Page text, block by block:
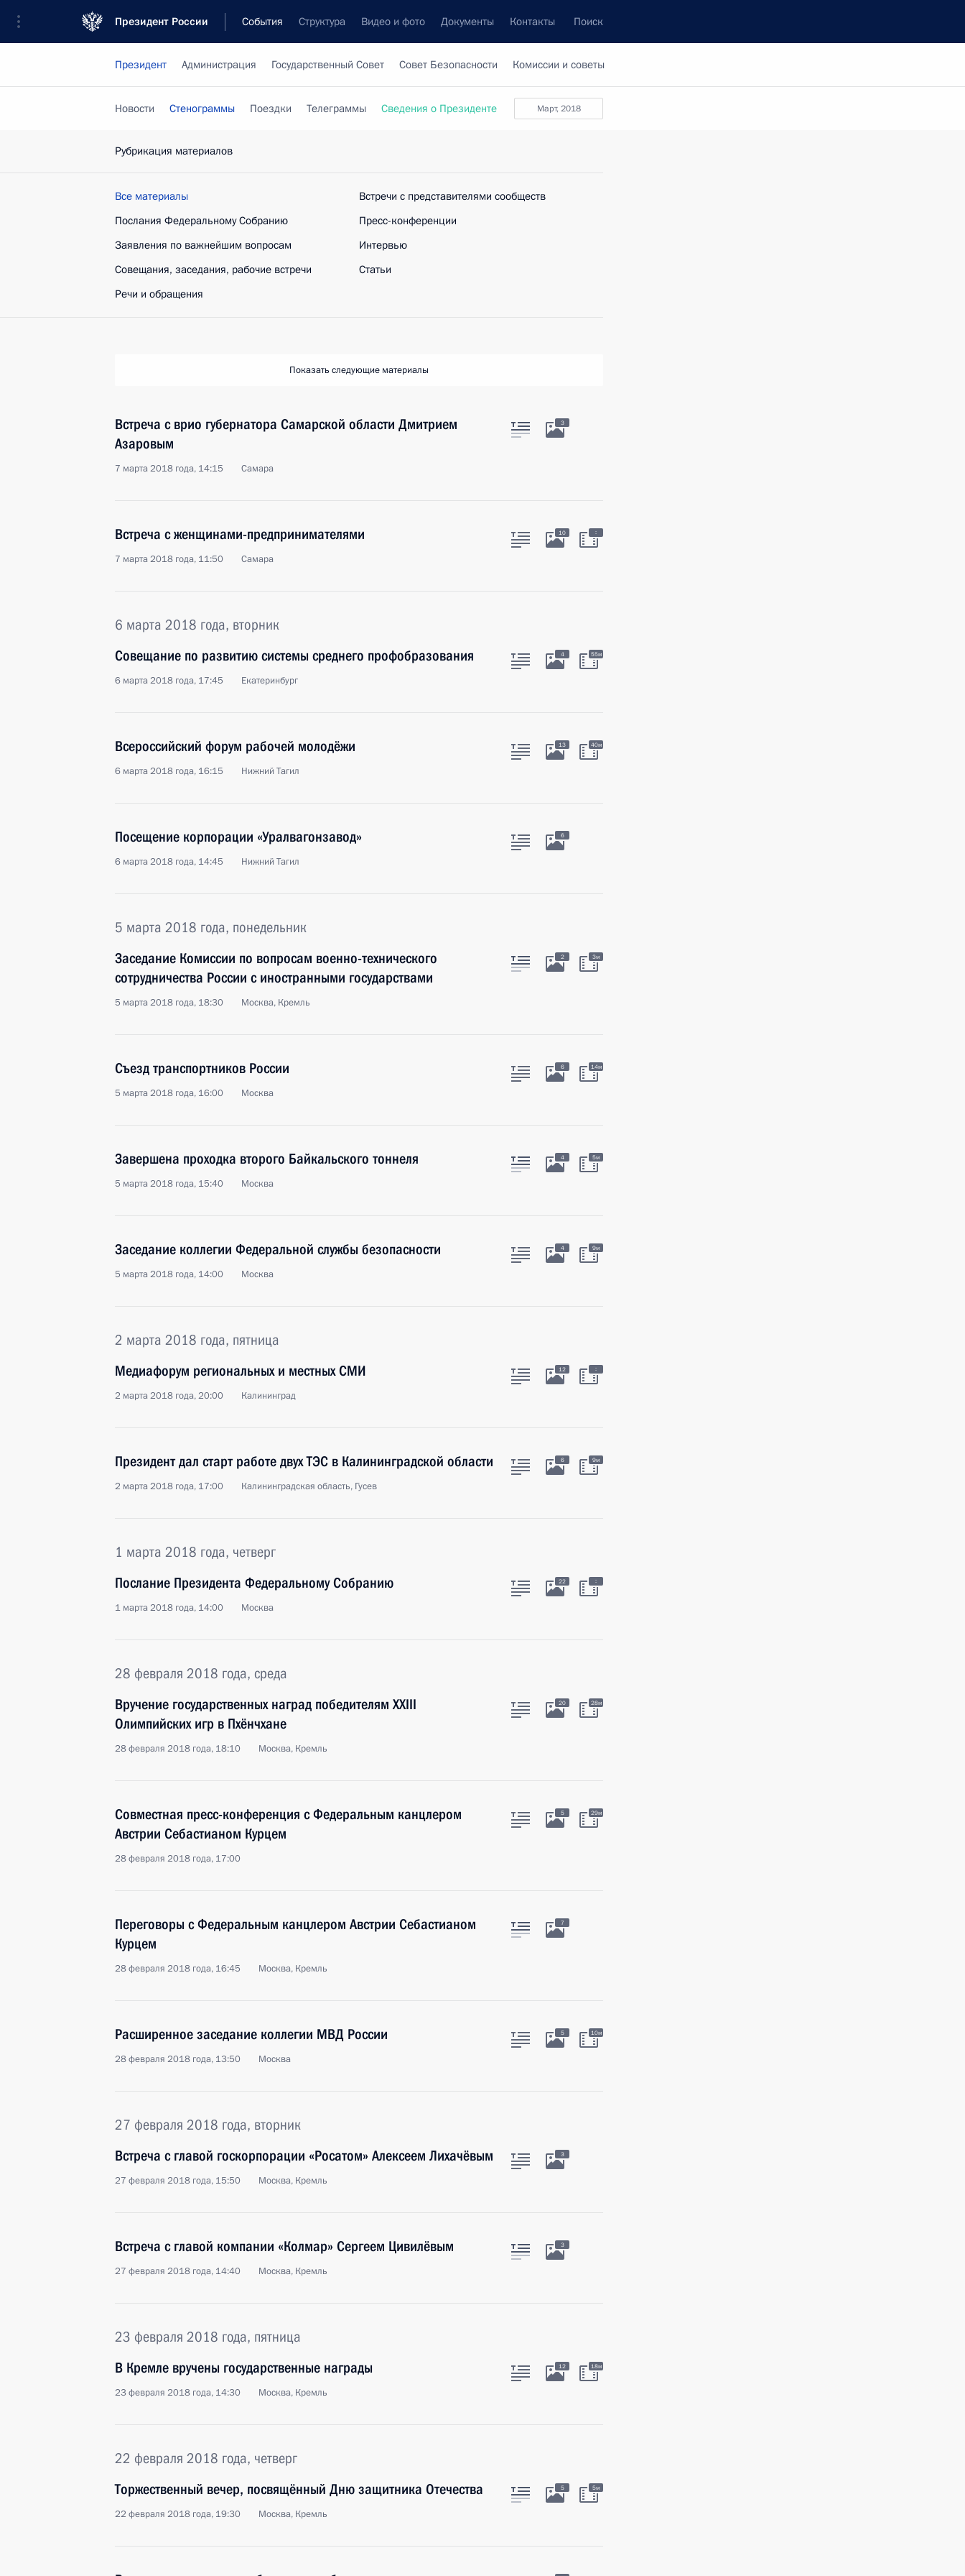
Президент России События Структура Видео и фото Документы Контакты Поиск
Президент Администрация Государственный Совет Совет Безопасности Комиссии и советы
март, 2018
Новости Стенограммы Поездки Телеграммы Сведения о Президенте
Рубрикация материалов
Все материалы
Послания Федеральному Собранию
Заявления по важнейшим вопросам
Совещания, заседания, рабочие встречи
Речи и обращения
Встречи с представителями сообществ
Пресс-конференции
Интервью
Статьи
Показать следующие материалы
Встреча с врио губернатора Самарской области Дмитрием
Азаровым
7 марта 2018 года, 14:15 Самара
3
Встреча с женщинами-предпринимателями
7 марта 2018 года, 11:50 Самара
10 :
6 марта 2018 года, вторник
Совещание по развитию системы среднего профобразования
6 марта 2018 года, 17:45 Екатеринбург
4 55м
Всероссийский форум рабочей молодёжи
6 марта 2018 года, 16:15 Нижний Тагил
13 40м
Посещение корпорации «Уралвагонзавод»
6 марта 2018 года, 14:45 Нижний Тагил
6
5 марта 2018 года, понедельник
Заседание Комиссии по вопросам военно-технического
сотрудничества России с иностранными государствами
5 марта 2018 года, 18:30 Москва, Кремль
2 3м
Съезд транспортников России
5 марта 2018 года, 16:00 Москва
6 14м
Завершена проходка второго Байкальского тоннеля
5 марта 2018 года, 15:40 Москва
4 5м
Заседание коллегии Федеральной службы безопасности
5 марта 2018 года, 14:00 Москва
4 9м
2 марта 2018 года, пятница
Медиафорум региональных и местных СМИ
2 марта 2018 года, 20:00 Калининград
12 :
Президент дал старт работе двух ТЭС в Калининградской области
2 марта 2018 года, 17:00 Калининградская область, Гусев
6 9м
1 марта 2018 года, четверг
Послание Президента Федеральному Собранию
1 марта 2018 года, 14:00 Москва
22 :
28 февраля 2018 года, среда
Вручение государственных наград победителям XXIII
Олимпийских игр в Пхёнчхане
28 февраля 2018 года, 18:10 Москва, Кремль
20 28м
Совместная пресс-конференция с Федеральным канцлером
Австрии Себастианом Курцем
28 февраля 2018 года, 17:00
5 29м
Переговоры с Федеральным канцлером Австрии Себастианом
Курцем
28 февраля 2018 года, 16:45 Москва, Кремль
7
Расширенное заседание коллегии МВД России
28 февраля 2018 года, 13:50 Москва
5 10м
27 февраля 2018 года, вторник
Встреча с главой госкорпорации «Росатом» Алексеем Лихачёвым
27 февраля 2018 года, 15:50 Москва, Кремль
3
Встреча с главой компании «Колмар» Сергеем Цивилёвым
27 февраля 2018 года, 14:40 Москва, Кремль
3
23 февраля 2018 года, пятница
В Кремле вручены государственные награды
23 февраля 2018 года, 14:30 Москва, Кремль
12 18м
22 февраля 2018 года, четверг
Торжественный вечер, посвящённый Дню защитника Отечества
22 февраля 2018 года, 19:30 Москва, Кремль
5 5м